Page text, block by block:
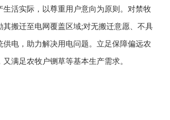
活实际，以尊重用户意向为原则。对禁牧
搬迁至电网覆盖区域;对无搬迁意愿、不具
电，助力解决用电问题。立足保障偏远农
满足农牧户铡草等基本生产需求。